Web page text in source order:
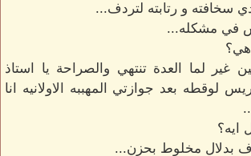
سخافته و رتابته لتردف...
في مشكله...
هي؟
لما العدة تنتهي والصراحة يا استاذ
لوقطه بعد جوازتي المهببه الاولانيه انا
ايه؟
بدلال مخلوط بحزن...